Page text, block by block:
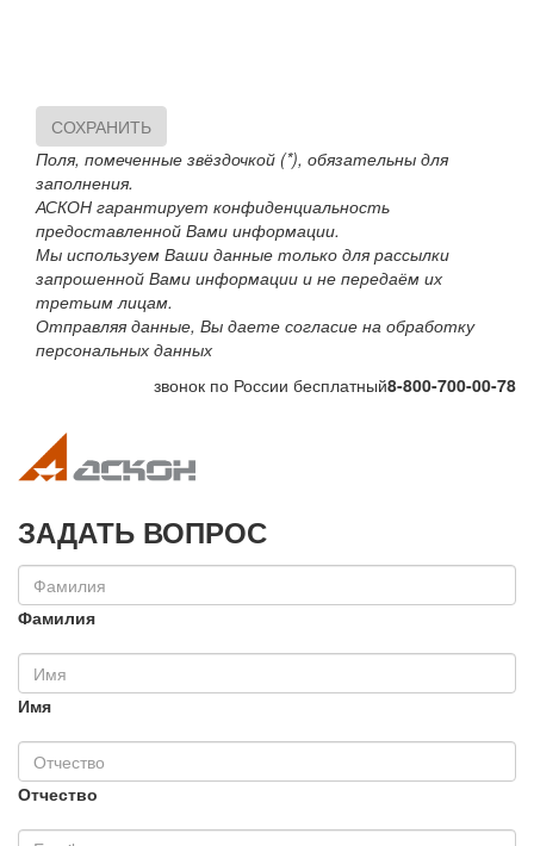
СОХРАНИТЬ
Поля, помеченные звёздочкой (*), обязательны для
заполнения.
АСКОН гарантирует конфиденциальность
предоставленной Вами информации.
Мы используем Ваши данные только для рассылки
запрошенной Вами информации и не передаём их
третьим лицам.
Отправляя данные, Вы даете согласие на обработку
персональных данных
звонок по России бесплатный8-800-700-00-78
ЗАДАТЬ ВОПРОС
Фамилия
Имя
Отчество